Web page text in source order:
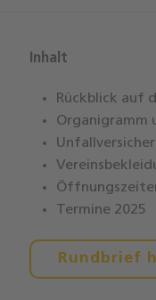
Inhalt
Rückblick auf
Organigramm
Termine 2025
Rundbrief